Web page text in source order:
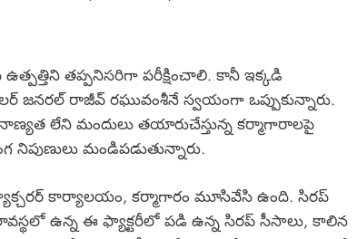
తప్పనిసరిగా పరీక్షించాలి. కానీ ఇక్కడి
జనరల్ రాజీవ్ రఘువంశీనే స్వయంగా ఒప్పుకున్నారు.
లేని మందులు తయారుచేస్తున్న కర్మాగారాలపై
మండిపడుతున్నారు.
కార్యాలయం, కర్మాగారం మూసివేసి ఉంది. సిరప్
ఉన్న ఈ ఫ్యాక్టరీలో పడి ఉన్న సిరప్ సీసాలు, కాలిన